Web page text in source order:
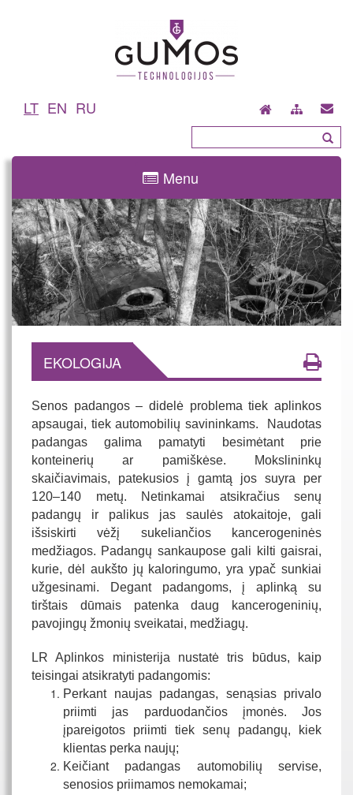
LT EN RU
Menu
EKOLOGIJA
Senos padangos – didelė problema tiek aplinkos
apsaugai, tiek automobilių savininkams. Naudotas
padangas galima pamatyti besimėtant prie
konteinerių ar pamiškėse. Mokslininkų
skaičiavimais, patekusios į gamtą jos suyra per
120–140 metų. Netinkamai atsikračius senų
padangų ir palikus jas saulės atokaitoje, gali
išsiskirti vėžį sukeliančios kancerogeninės
medžiagos. Padangų sankaupose gali kilti gaisrai,
kurie, dėl aukšto jų kaloringumo, yra ypač sunkiai
užgesinami. Degant padangoms, į aplinką su
tirštais dūmais patenka daug kancerogeninių,
pavojingų žmonių sveikatai, medžiagų.
LR Aplinkos ministerija nustatė tris būdus, kaip
teisingai atsikratyti padangomis:
Perkant naujas padangas, senąsias privalo
priimti jas parduodančios įmonės. Jos
įpareigotos priimti tiek senų padangų, kiek
klientas perka naujų;
Keičiant padangas automobilių servise,
senosios priimamos nemokamai;